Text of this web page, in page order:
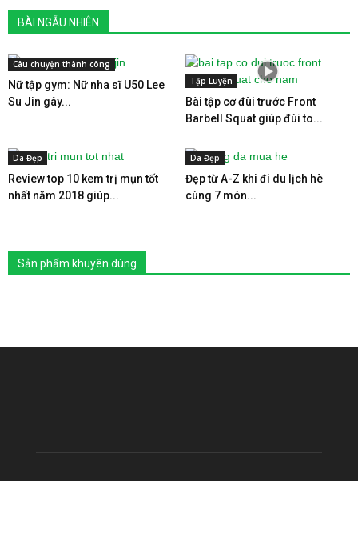
BÀI NGẪU NHIÊN
Câu chuyện thành công
Nữ tập gym: Nữ nha sĩ U50 Lee
Su Jin gây...
Tập Luyện
Bài tập cơ đùi trước Front
Barbell Squat giúp đùi to...
Da Đẹp
Review top 10 kem trị mụn tốt
nhất năm 2018 giúp...
Da Đẹp
Đẹp từ A-Z khi đi du lịch hè
cùng 7 món...
Sản phẩm khuyên dùng